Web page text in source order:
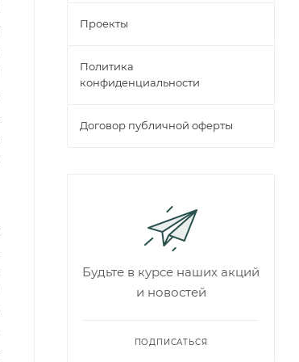
Проекты
Политика
конфиденциальности
Договор публичной оферты
Будьте в курсе наших акций
и новостей
ПОДПИСАТЬСЯ